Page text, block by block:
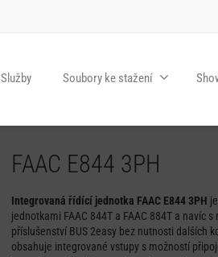
Služby Soubory ke stažení
FAAC E844 3PH
Integrovaná řídící jednotka FAAC E844 3PH
jednotkami FAAC 844T a FAAC 884T a navíc
příslušenství BUS 2easy bez nutnosti dalších
obsahuje integrované vstupy s možností